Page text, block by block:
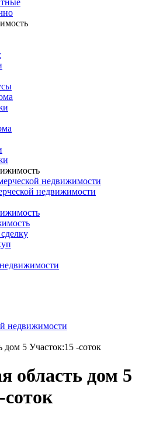
недвижимости
недвижимости
недвижимости
дом 5 Участок:15 -соток
область дом 5